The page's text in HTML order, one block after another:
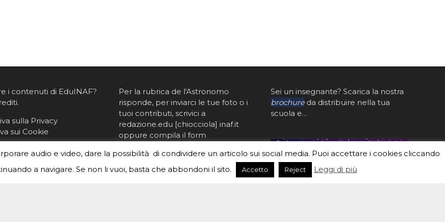
i contenuti di EduINAF?
.
sulla Privacy
sui Cookie
Per la rubrica de l'Astronomo
risponde, per inviarci le tue foto o i
tuoi contributi, scrivici a
redazione.edu [chiocciola] inaf.it
oppure compila il form
Sei un insegnante? Scarica la nostra
brochureda distribuire nella tua
scuola e…
audio e video, dare la possibilità di condividere un articolo sui social media. Puoi accettare i cookies cliccando
a navigare. Se non li vuoi, basta che abbondoni il sito.
Accetto Reject Leggi di più